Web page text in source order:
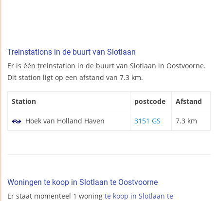
Treinstations in de buurt van Slotlaan
Er is één treinstation in de buurt van Slotlaan in Oostvoorne.
Dit station ligt op een afstand van 7.3 km.
Station postcode Afstand
Hoek van Holland Haven 3151 GS 7.3 km
Woningen te koop in Slotlaan te Oostvoorne
Er staat momenteel 1 woning te koop in Slotlaan te